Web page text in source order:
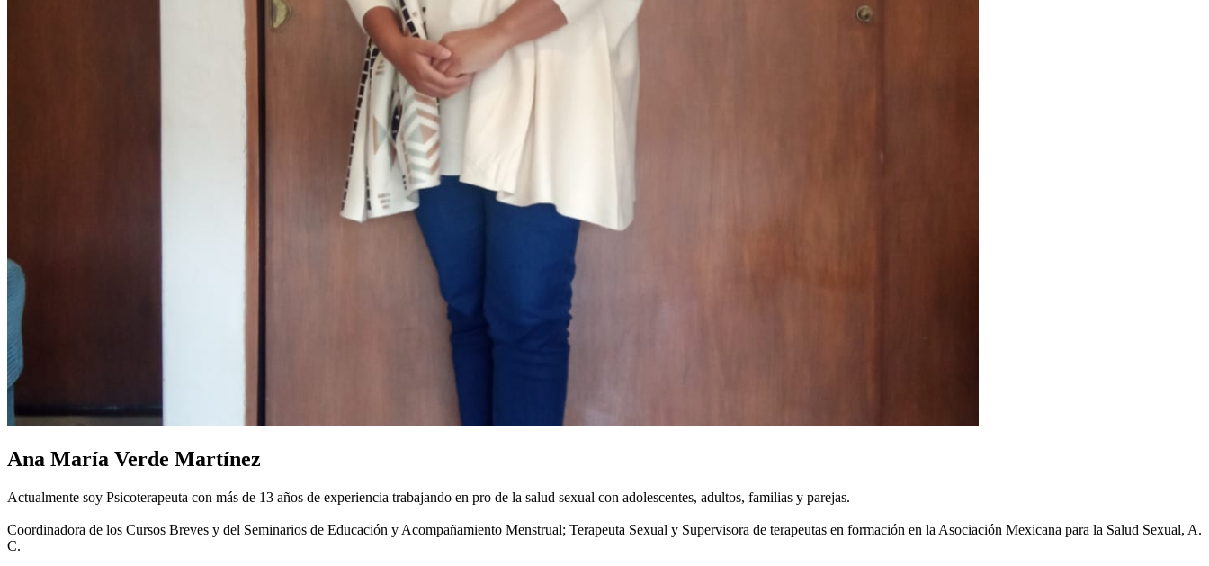
Ana María Verde Martínez
Actualmente soy Psicoterapeuta con más de 13 años de experiencia trabajando en pro de la salud sexual con adolescentes, adultos, familias y parejas.
Coordinadora de los Cursos Breves y del Seminarios de Educación y Acompañamiento Menstrual; Terapeuta Sexual y Supervisora de terapeutas en formación en la Asociación Mexicana para la Salud Sexual, A.
C.